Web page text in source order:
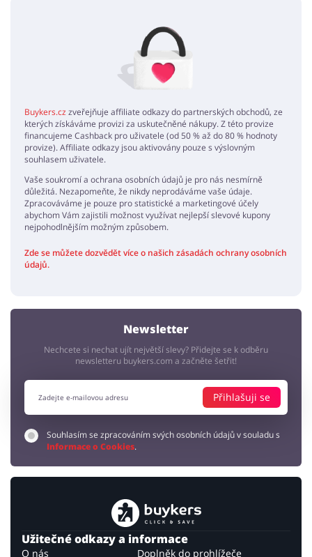
Žádné elementy nejsou
Buykers.cz zveřejňuje affiliate odkazy do partnerských obchodů, ze
kterých získáváme provizi za uskutečněné nákupy. Z této provize
financujeme Cashback pro uživatele (od 50 % až do 80 % hodnoty
provize). Affiliate odkazy jsou aktivovány pouze s výslovným
souhlasem uživatele.
Vaše soukromí a ochrana osobních údajů je pro nás nesmírně
důležitá. Nezapomeňte, že nikdy neprodáváme vaše údaje.
Zpracováváme je pouze pro statistické a marketingové účely
abychom Vám zajistili možnost využívat nejlepší slevové kupony
nejpohodlnějším možným způsobem.
Zde se můžete dozvědět více o našich zásadách ochrany osobních
údajů.
Newsletter
Nechcete si nechat ujít největší slevy? Přidejte se k odběru
newsletteru buykers.com a začněte šetřit!
Přihlašuji se
Souhlasím se zpracováním svých osobních údajů v souladu s
Informace o Cookies.
Užitečné odkazy a informace
O nás
Doplněk do prohlížeče